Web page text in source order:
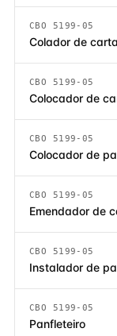
CBO 5199-05
Colador de
CBO 5199-05
Colocador de
CBO 5199-05
Colocador de
CBO 5199-05
Emendador de
CBO 5199-05
Instalador de
CBO 5199-05
Panfleteiro